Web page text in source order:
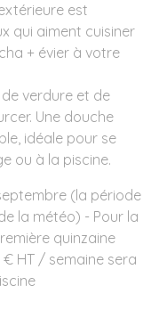
est
qui aiment cuisiner
+ évier à votre
verdure et de
Une douche
idéale pour se
ou à la piscine.
(la période
la météo) - Pour la
quinzaine
HT / semaine sera